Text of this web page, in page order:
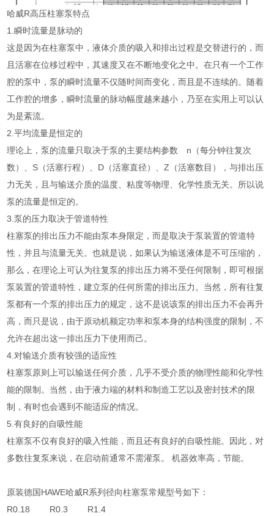
哈威R高压柱塞泵特点
1.瞬时流量是脉动的
这是因为在柱塞泵中，液体介质的吸入和排出过程是交替进行的，而
且活塞在位移过程中，其速度又在不断地变化之中。在只有一个工作
腔的泵中，泵的瞬时流量不仅随时间而变化，而且是不连续的。随着
工作腔的增多，瞬时流量的脉动幅度越来越小，乃至在实用上可以认
为是紊流。
2.平均流量是恒定的
理论上，泵的流量只取决于泵的主要结构参数 n（每分钟往复次
数）、S（活塞行程）、D（活塞直径）、Z（活塞数目），与排出压
力无关，且与输送介质的温度、粘度等物理、化学性质无关。所以说
泵的流量是恒定的。
3.泵的压力取决于管道特性
柱塞泵的排出压力不能由泵本身限定，而是取决于泵装置的管道特
性，并且与流量无关。也就是说，如果认为输送液体是不可压缩的，
那么，在理论上可认为往复泵的排出压力将不受任何限制，即可根据
泵装置的管道特性，建立泵的任何所需的排出压力。当然，所有往复
泵都有一个泵的排出压力的规定，这不是说该泵的排出压力不会再升
高，而只是说，由于原动机额定功率和泵本身的结构强度的限制，不
允许在超出这一排出压力下使用而己。
4.对输送介质有较强的适应性
柱塞泵原则上可以输送任何介质，几乎不受介质的物理性能和化学性
能的限制。当然，由于液力端的材料和制造工艺以及密封技术的限
制，有时也会遇到不能适应的情况。
5.有良好的自吸性能
柱塞泵不仅有良好的吸入性能，而且还有良好的自吸性能。因此，对
多数往复泵来说，在启动前通常不需灌泵。 机器效率高，节能。
原装德国HAWE哈威R系列径向柱塞泵常规型号如下：
R0.18 R0.3 R1.4